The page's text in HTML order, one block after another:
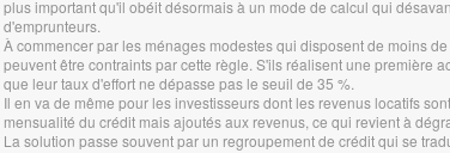
plus important qu'il obéit désormais à un mode de calcul qui
d'emprunteurs.
À commencer par les ménages modestes qui disposent de moins
peuvent être contraints par cette règle. S'ils réalisent une première
que leur taux d'effort ne dépasse pas le seuil de 35 %.
Il en va de même pour les investisseurs dont les revenus locatifs
mensualité du crédit mais ajoutés aux revenus, ce qui revient à
La solution passe souvent par un regroupement de crédit qui se